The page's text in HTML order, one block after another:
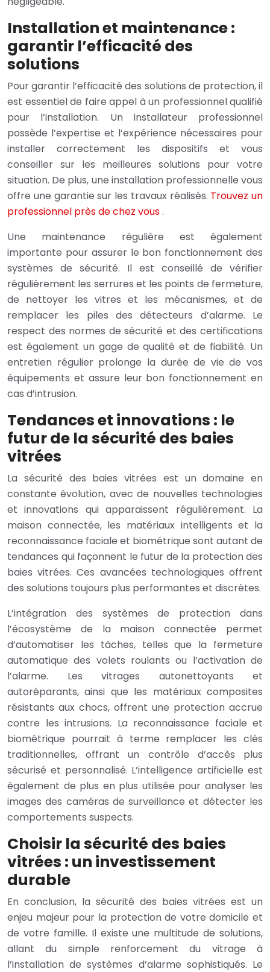
Installation et maintenance :
garantir l’efficacité des
solutions
Pour garantir l’efficacité des solutions de protection, il
est essentiel de faire appel à un professionnel qualifié
pour l’installation. Un installateur professionnel
possède l’expertise et l’expérience nécessaires pour
installer correctement les dispositifs et vous
conseiller sur les meilleures solutions pour votre
situation. De plus, une installation professionnelle vous
offre une garantie sur les travaux réalisés. Trouvez un
professionnel près de chez vous.
Une maintenance régulière est également
importante pour assurer le bon fonctionnement des
systèmes de sécurité. Il est conseillé de vérifier
régulièrement les serrures et les points de fermeture,
de nettoyer les vitres et les mécanismes, et de
remplacer les piles des détecteurs d’alarme. Le
respect des normes de sécurité et des certifications
est également un gage de qualité et de fiabilité. Un
entretien régulier prolonge la durée de vie de vos
équipements et assure leur bon fonctionnement en
cas d’intrusion.
Tendances et innovations : le
futur de la sécurité des baies
vitrées
La sécurité des baies vitrées est un domaine en
constante évolution, avec de nouvelles technologies
et innovations qui apparaissent régulièrement. La
maison connectée, les matériaux intelligents et la
reconnaissance faciale et biométrique sont autant de
tendances qui façonnent le futur de la protection des
baies vitrées. Ces avancées technologiques offrent
des solutions toujours plus performantes et discrètes.
L’intégration des systèmes de protection dans
l’écosystème de la maison connectée permet
d’automatiser les tâches, telles que la fermeture
automatique des volets roulants ou l’activation de
l’alarme. Les vitrages autonettoyants et
autoréparants, ainsi que les matériaux composites
résistants aux chocs, offrent une protection accrue
contre les intrusions. La reconnaissance faciale et
biométrique pourrait à terme remplacer les clés
traditionnelles, offrant un contrôle d’accès plus
sécurisé et personnalisé. L’intelligence artificielle est
également de plus en plus utilisée pour analyser les
images des caméras de surveillance et détecter les
comportements suspects.
Choisir la sécurité des baies
vitrées : un investissement
durable
En conclusion, la sécurité des baies vitrées est un
enjeu majeur pour la protection de votre domicile et
de votre famille. Il existe une multitude de solutions,
allant du simple renforcement du vitrage à
l’installation de systèmes d’alarme sophistiqués. Le